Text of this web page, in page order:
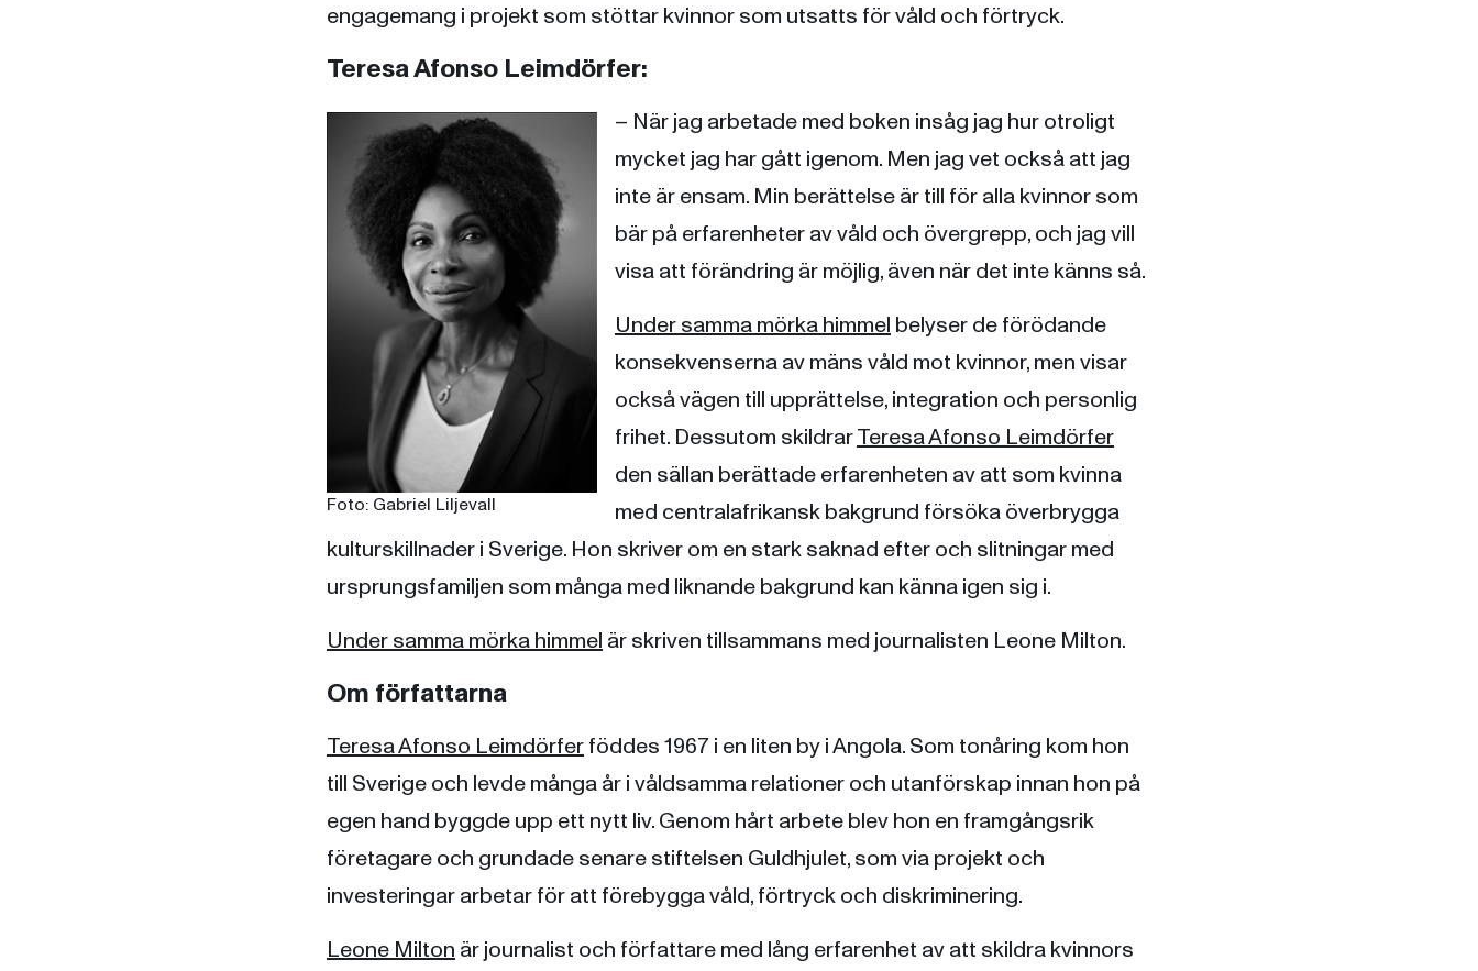
engagemang i projekt som stöttar kvinnor som utsatts för våld och förtryck.
Teresa Afonso Leimdörfer:
Foto: Gabriel Liljevall
– När jag arbetade med boken insåg jag hur otroligt
mycket jag har gått igenom. Men jag vet också att jag
inte är ensam. Min berättelse är till för alla kvinnor som
bär på erfarenheter av våld och övergrepp, och jag vill
visa att förändring är möjlig, även när det inte känns så.
Under samma mörka himmelbelyser de förödande
konsekvenserna av mäns våld mot kvinnor, men visar
också vägen till upprättelse, integration och personlig
frihet. Dessutom skildrarTeresa Afonso Leimdörfer
den sällan berättade erfarenheten av att som kvinna
med centralafrikansk bakgrund försöka överbrygga
kulturskillnader i Sverige. Hon skriver om en stark saknad efter och slitningar med
ursprungsfamiljen som många med liknande bakgrund kan känna igen sig i.
Under samma mörka himmelär skriven tillsammans med journalisten Leone Milton.
Om författarna
Teresa Afonso Leimdörferföddes 1967 i en liten by i Angola. Som tonåring kom hon
till Sverige och levde många år i våldsamma relationer och utanförskap innan hon på
egen hand byggde upp ett nytt liv. Genom hårt arbete blev hon en framgångsrik
företagare och grundade senare stiftelsen Guldhjulet, som via projekt och
investeringar arbetar för att förebygga våld, förtryck och diskriminering.
Leone Miltonär journalist och författare med lång erfarenhet av att skildra kvinnors